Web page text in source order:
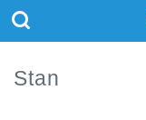
Stan